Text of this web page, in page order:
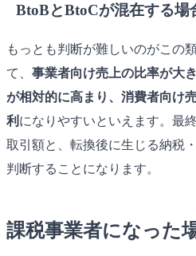
BtoBとBtoCが混在する場
もっとも判断が難しいのがこの
て、 事業者向け売上の比率が大
が相対的に高まり、消費者向け
利 になりやすいといえます。最
取引額と、転換後に生じる納税
判断することになります。
課税事業者になった